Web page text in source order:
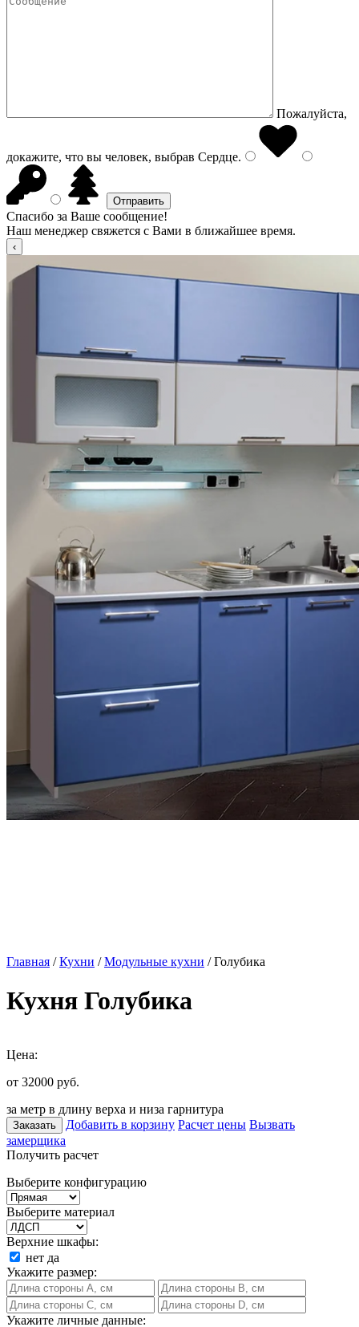
Пожалуйста,
докажите, что вы человек, выбрав Сердце.
Спасибо за Ваше сообщение!
Наш менеджер свяжется с Вами в ближайшее время.
Главная /Кухни /Модульные кухни / Голубика
Кухня Голубика
Цена:
от 32000 руб.
за метр в длину верха и низа гарнитура
Заказать Добавить в корзину Расчет цены Вызвать
замерщика
Получить расчет
Выберите конфигурацию
Выберите материал
Верхние шкафы:
нет да
Укажите размер:
Укажите личные данные: